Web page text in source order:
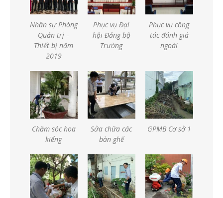
Nhân sự Phòng
Quản trị –
Thiết bị năm
2019
Phục vụ Đại
hội Đảng bộ
Trường
Phục vụ công
tác đánh giá
ngoài
Chăm sóc hoa
kiểng
Sửa chữa các
bàn ghế
GPMB Cơ sở 1